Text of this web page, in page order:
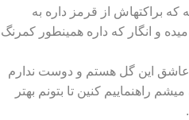
که براکتهاش از قرمز داره به
و انگار که داره همینطور کمرنگ
عاشق این گل هستم و دوست ندارم
راهنماییم کنین تا بتونم بهتر